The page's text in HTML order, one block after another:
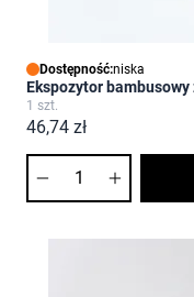
Dostępność:niska
Ekspozytor bambusowy
1 szt.
46,74 zł